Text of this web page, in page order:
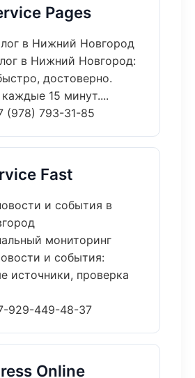
Pages
в Нижний Новгород
в Нижний Новгород:
достоверно.
15 минут....
(978) 793-31-85
Fast
и события в
мониторинг
и события:
источники, проверка
929-449-48-37
Online